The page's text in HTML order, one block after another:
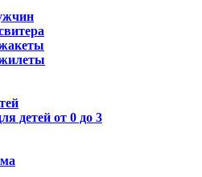
детей от 0 до 3